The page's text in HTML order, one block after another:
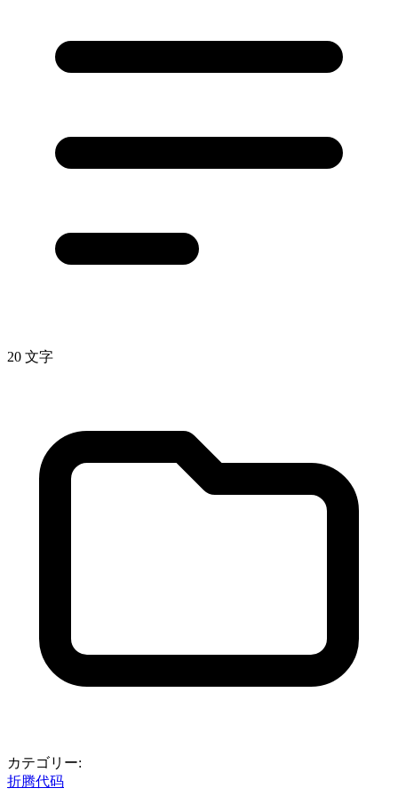
20 文字
カテゴリー:
折腾代码